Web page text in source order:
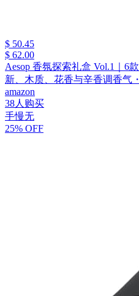
$ 50.45
$ 62.00
Aesop 香氛探索礼盒 Vol.1｜6
新、木质、花香与辛香调香气
amazon
38人购买
手慢无
25% OFF